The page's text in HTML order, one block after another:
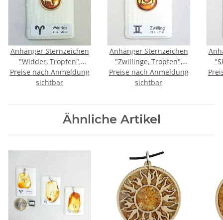
Anhänger Sternzeichen
"Widder, Tropfen",
Bernstein, ES, inkl. "Sack
& Pack"
Preise nach Anmeldung
sichtbar
Anhänger Sternzeichen
"Zwillinge, Tropfen",
Bernstein, ES, inkl. "Sack
& Pack"
Preise nach Anmeldung
sichtbar
Ähnliche Artikel